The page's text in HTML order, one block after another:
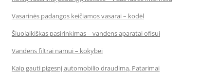
Vasarinės padangos keičiamos vasarai – kodėl
Šiuolaikiškas pasirinkimas – vandens aparatai ofisui
Vandens filtrai namui – kokybei
Kaip gauti pigesnį automobilio draudimą. Patarimai